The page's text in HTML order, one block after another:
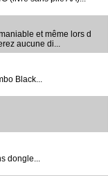
et même lors d
aucune di...
Black...
dongle...